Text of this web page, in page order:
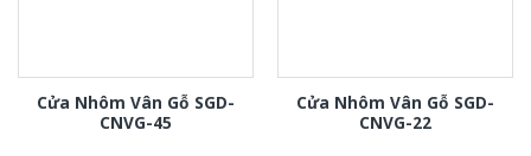
Cửa Nhôm Vân Gỗ SGD-
CNVG-45
Cửa Nhôm Vân Gỗ SGD-
CNVG-22